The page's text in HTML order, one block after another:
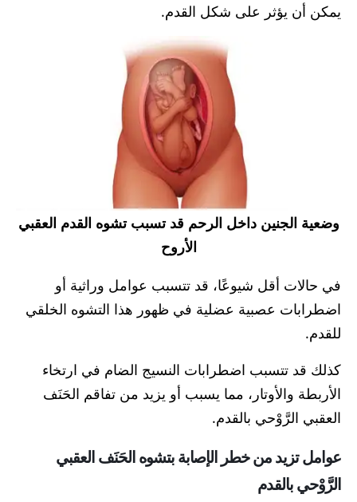
يمكن أن يؤثر على شكل القدم.
وضعية الجنين داخل الرحم قد تسبب تشوه القدم العقبي
الأروح
في حالات أقل شيوعًا، قد تتسبب عوامل وراثية أو
اضطرابات عصبية عضلية في ظهور هذا التشوه الخلقي
للقدم.
كذلك قد تتسبب اضطرابات النسيج الضام في ارتخاء
الأربطة والأوتار، مما يسبب أو يزيد من تفاقم الحَنَف
العقبي الرَّوْحي بالقدم.
عوامل تزيد من خطر الإصابة بتشوه الحَنَف العقبي
الرَّوْحي بالقدم